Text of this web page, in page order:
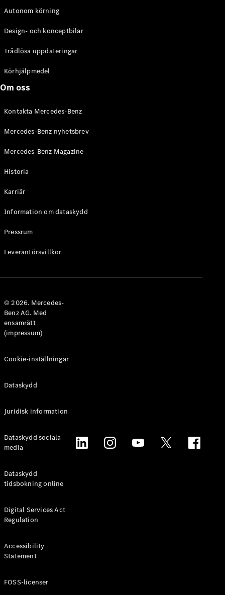
Maybach SL
Monogram
Series
Mercedes-
Mercedes-
Store
Alla
/ Camping
van
V-Klass
Horizon
Mercedes-
Benz Online
Transportbilar
Konfigurator
Autonom körning
Design- och konceptbilar
Trådlösa uppdateringar
Körhjälpmedel
Om oss
Kontakta Mercedes-Benz
Mercedes-Benz nyhetsbrev
Mercedes-Benz Magazine
Historia
Karriär
Information om dataskydd
Pressrum
Leverantörsvillkor
© 2026. Mercedes-
Benz AG. Med
ensamrätt
(impressum)
Cookie-inställningar
Dataskydd
Juridisk information
Dataskydd sociala
media
Dataskydd
tidsbokning online
Digital Services Act
Regulation
Accessibility
Statement
FOSS-licenser